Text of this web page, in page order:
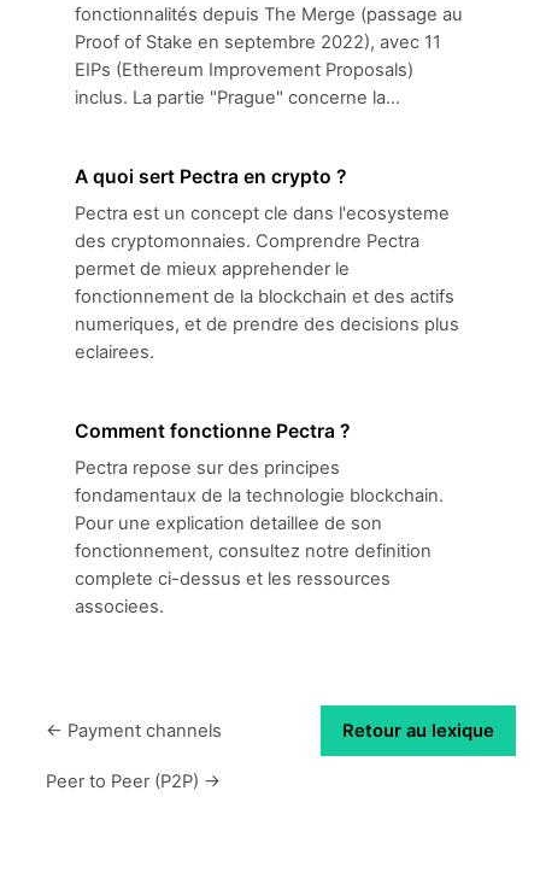
fonctionnalités depuis The Merge (passage au
Proof of Stake en septembre 2022), avec 11
EIPs (Ethereum Improvement Proposals)
inclus. La partie "Prague" concerne la...
A quoi sert Pectra en crypto ?
Pectra est un concept cle dans l'ecosysteme
des cryptomonnaies. Comprendre Pectra
permet de mieux apprehender le
fonctionnement de la blockchain et des actifs
numeriques, et de prendre des decisions plus
eclairees.
Comment fonctionne Pectra ?
Pectra repose sur des principes
fondamentaux de la technologie blockchain.
Pour une explication detaillee de son
fonctionnement, consultez notre definition
complete ci-dessus et les ressources
associees.
← Payment channels Retour au lexique
Peer to Peer (P2P) →